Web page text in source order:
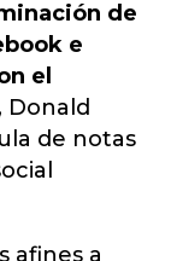
de
e
el
Donald
de notas
afines a